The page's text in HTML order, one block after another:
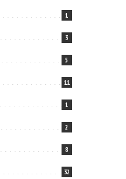
1
3
5
11
1
2
8
32